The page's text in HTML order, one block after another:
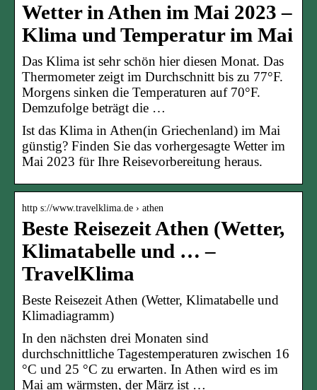
Wetter in Athen im Mai 2023 –
Klima und Temperatur im Mai
Das Klima ist sehr schön hier diesen Monat. Das
Thermometer zeigt im Durchschnitt bis zu 77°F.
Morgens sinken die Temperaturen auf 70°F.
Demzufolge beträgt die …
Ist das Klima in Athen(in Griechenland) im Mai
günstig? Finden Sie das vorhergesagte Wetter im
Mai 2023 für Ihre Reisevorbereitung heraus.
http s://www.travelklima.de › athen
Beste Reisezeit Athen (Wetter,
Klimatabelle und … –
TravelKlima
Beste Reisezeit Athen (Wetter, Klimatabelle und
Klimadiagramm)
In den nächsten drei Monaten sind
durchschnittliche Tagestemperaturen zwischen 16
°C und 25 °C zu erwarten. In Athen wird es im
Mai am wärmsten, der März ist …